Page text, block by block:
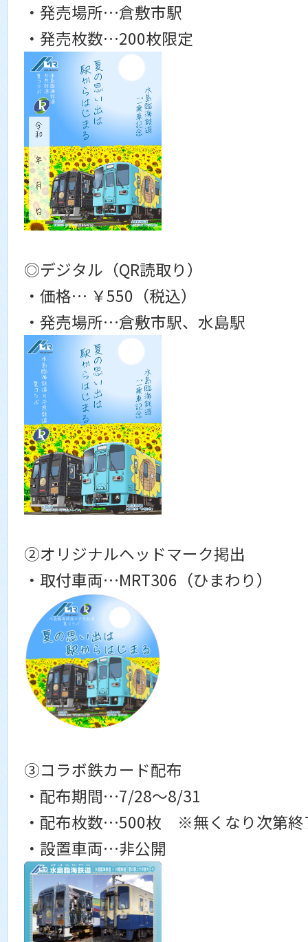
・発売場所…倉敷市駅
・発売枚数…200枚限定
◎デジタル（QR読取り）
・価格… ￥550（税込）
・発売場所…倉敷市駅、水島駅
②オリジナルヘッドマーク掲出
・取付車両…MRT306（ひまわり）
③コラボ鉄カード配布
・配布期間…7/28～8/31
・配布枚数…500枚 ※無くなり次第終
・設置車両…非公開